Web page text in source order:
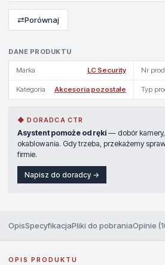
DANE PRODUKTU
Marka LC Security Nr
Kategoria Akcesoria pozostałe Typ
◆ DORADCA CTR
Asystent pomoże od ręki — dobór
okablowania. Gdy trzeba, przekażemy
firmie.
Napisz do doradcy →
⇄Porównaj
OpisSpecyfikacjaPliki do pobraniaOpinie
OPIS PRODUKTU